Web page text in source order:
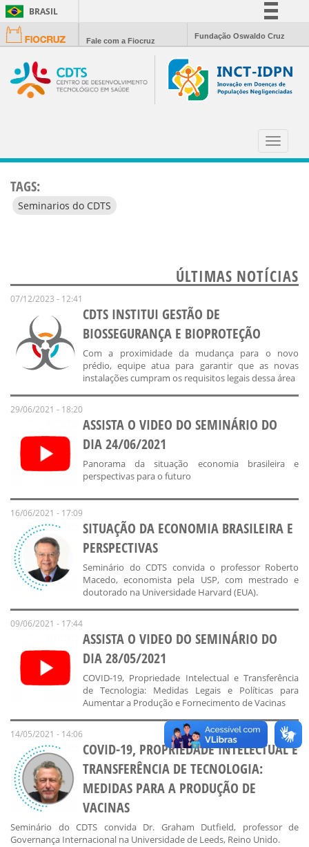
BRASIL
Simplifique!
Participe
Acesso à informação
Fale com a Fiocruz
Fundação Oswaldo Cruz
Toggle
TAGS:
Seminarios do CDTS
ÚLTIMAS NOTÍCIAS
07/12/2023 - 12:41
CDTS INSTITUI GESTÃO DE
BIOSSEGURANÇA E BIOPROTEÇÃO
Com a proximidade da mudança para o novo
prédio, equipe atua para garantir que as novas
instalações cumpram os requisitos legais dessa área
29/06/2021 - 18:20
ASSISTA O VIDEO DO SEMINÁRIO DO
DIA 24/06/2021
Panorama da situação economia brasileira e
perspectivas para o futuro
16/06/2021 - 17:09
SITUAÇÃO DA ECONOMIA BRASILEIRA E
PERSPECTIVAS
Seminário do CDTS convida o professor Roberto
Macedo, economista pela USP, com mestrado e
doutorado na Universidade Harvard (EUA).
09/06/2021 - 17:44
ASSISTA O VIDEO DO SEMINÁRIO DO
DIA 28/05/2021
COVID-19, Propriedade Intelectual e Transferência
de Tecnologia: Medidas Legais e Políticas para
Aumentar a Produção e Fornecimento de Vacinas
14/05/2021 - 14:06
COVID-19, PROPRIEDADE INTELECTUAL E
TRANSFERÊNCIA DE TECNOLOGIA:
MEDIDAS PARA A PRODUÇÃO DE
VACINAS
Seminário do CDTS convida Dr. Graham Dutfield, professor de
Governança Internacional na Universidade de Leeds, Reino Unido.